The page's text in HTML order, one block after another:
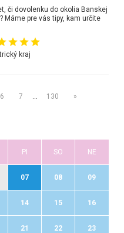
či dovolenku do okolia Banskej
Máme pre vás tipy, kam určite
kraj
6 7 … 130 »
PI SO NE
07 08 09
14 15 16
21 22 23